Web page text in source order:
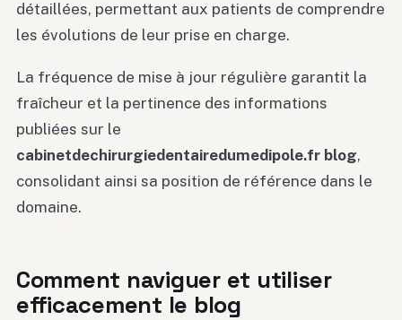
détaillées, permettant aux patients de comprendre
les évolutions de leur prise en charge.
La fréquence de mise à jour régulière garantit la
fraîcheur et la pertinence des informations
publiées sur le
cabinetdechirurgiedentairedumedipole.fr blog,
consolidant ainsi sa position de référence dans le
domaine.
Comment naviguer et utiliser
efficacement le blog